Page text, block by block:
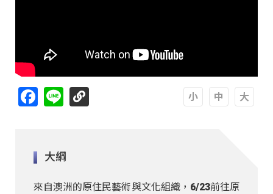
Facebook
Line
大綱
來自澳洲的原住民藝術與文化組織，6/23前往原